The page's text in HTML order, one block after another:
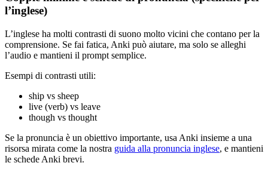
l’inglese)
L’inglese ha molti contrasti di suono molto vicini che contano per la
comprensione. Se fai fatica, Anki può aiutare, ma solo se alleghi
l’audio e mantieni il prompt semplice.
Esempi di contrasti utili:
ship vs sheep
live (verb) vs leave
though vs thought
Se la pronuncia è un obiettivo importante, usa Anki insieme a una
risorsa mirata come la nostra guida alla pronuncia inglese, e mantieni
le schede Anki brevi.